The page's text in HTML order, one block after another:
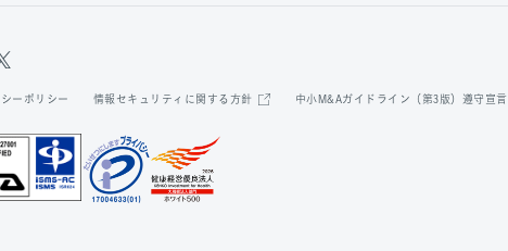
ーポリシー 情報セキュリティに関する方針 中小M&Aガイドライン（第3版）遵守宣言